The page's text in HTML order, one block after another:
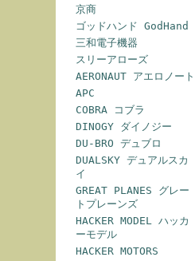
京商
ゴッドハンド GodHand
三和電子機器
スリーアローズ
AERONAUT アエロノート
APC
COBRA コブラ
DINOGY ダイノジー
DU-BRO デュブロ
DUALSKY デュアルスカ
イ
GREAT PLANES グレー
トプレーンズ
HACKER MODEL ハッカ
ーモデル
HACKER MOTORS